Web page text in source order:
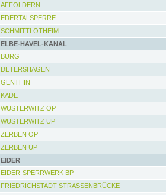
AFFOLDERN
EDERTALSPERRE
SCHMITTLOTHEIM
ELBE-HAVEL-KANAL
BURG
DETERSHAGEN
GENTHIN
KADE
WUSTERWITZ OP
WUSTERWITZ UP
ZERBEN OP
ZERBEN UP
EIDER
EIDER-SPERRWERK BP
FRIEDRICHSTADT STRASSENBRÜCKE